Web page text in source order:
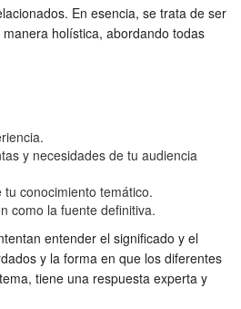
En esencia, se trata de ser
holística, abordando todas
y necesidades de tu audiencia
conocimiento temático.
como la fuente definitiva.
entender el significado y el
y la forma en que los diferentes
tiene una respuesta experta y